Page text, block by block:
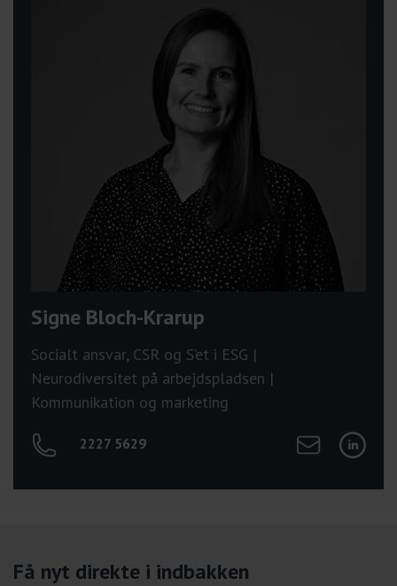
Signe Bloch-Krarup
Socialt ansvar, CSR og S’et i ESG |
Neurodiversitet på arbejdspladsen |
Kommunikation og marketing
2227 5629 Send mail til
Tilgå
Få nyt direkte i indbakken